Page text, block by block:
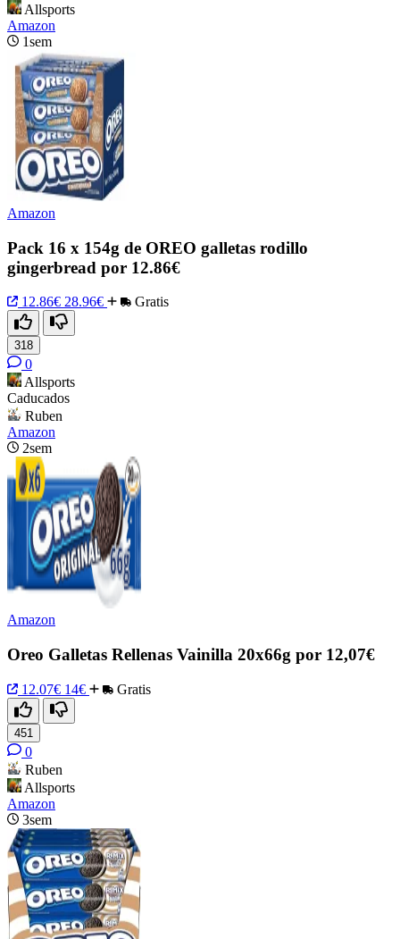
Allsports
Amazon
1sem
Amazon
Pack 16 x 154g de OREO galletas rodillo
gingerbread por 12.86€
12.86€ 28.96€ Gratis
318
0
Allsports
Caducados
Ruben
Amazon
2sem
Amazon
Oreo Galletas Rellenas Vainilla 20x66g por 12,07€
12.07€ 14€ Gratis
451
0
Ruben
Allsports
Amazon
3sem